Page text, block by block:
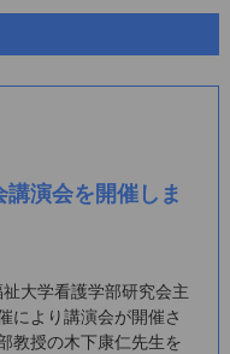
演会を開催しま
大学看護学部研究会主
により講演会が開催さ
教授の木下康仁先生を